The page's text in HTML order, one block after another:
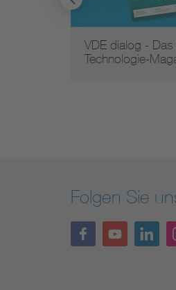
VDE dialog - Das
Technologie-
Folgen Sie